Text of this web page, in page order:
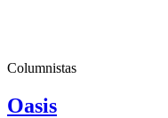
Columnistas
Oasis